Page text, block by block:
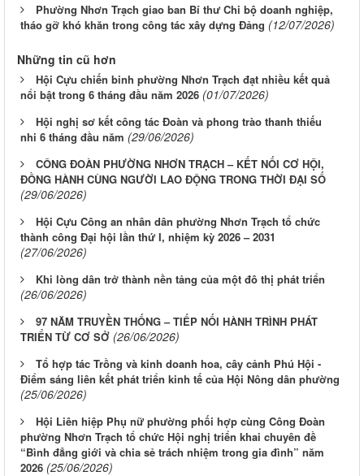
Phường Nhơn Trạch giao ban Bí thư Chi bộ doanh nghiệp,
tháo gỡ khó khăn trong công tác xây dựng Đảng (12/07/2026)
Những tin cũ hơn
Hội Cựu chiến binh phường Nhơn Trạch đạt nhiều kết quả
nổi bật trong 6 tháng đầu năm 2026 (01/07/2026)
Hội nghị sơ kết công tác Đoàn và phong trào thanh thiếu
nhi 6 tháng đầu năm (29/06/2026)
CÔNG ĐOÀN PHƯỜNG NHƠN TRẠCH – KẾT NỐI CƠ HỘI,
ĐỒNG HÀNH CÙNG NGƯỜI LAO ĐỘNG TRONG THỜI ĐẠI SỐ
(29/06/2026)
Hội Cựu Công an nhân dân phường Nhơn Trạch tổ chức
thành công Đại hội lần thứ I, nhiệm kỳ 2026 – 2031
(27/06/2026)
Khi lòng dân trở thành nền tảng của một đô thị phát triển
(26/06/2026)
97 NĂM TRUYỀN THỐNG – TIẾP NỐI HÀNH TRÌNH PHÁT
TRIỂN TỪ CƠ SỞ (26/06/2026)
Tổ hợp tác Trồng và kinh doanh hoa, cây cảnh Phú Hội -
Điểm sáng liên kết phát triển kinh tế của Hội Nông dân phường
(25/06/2026)
Hội Liên hiệp Phụ nữ phường phối hợp cùng Công Đoàn
phường Nhơn Trạch tổ chức Hội nghị triển khai chuyên đề
“Bình đẳng giới và chia sẻ trách nhiệm trong gia đình” năm
2026 (25/06/2026)